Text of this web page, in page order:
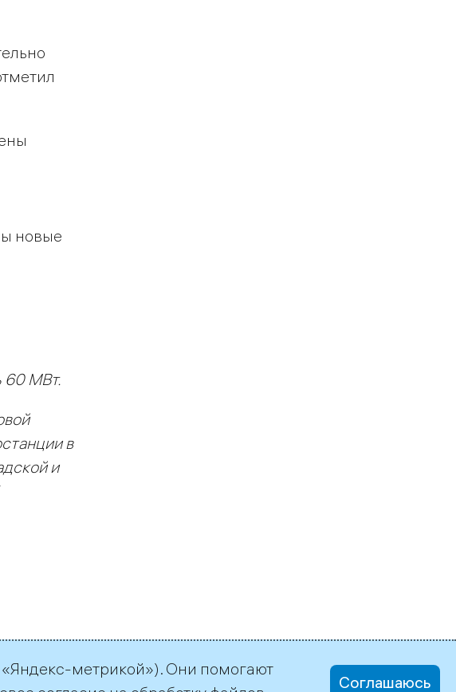
новые
60 МВт.
в
и
метрикой»). Они помогают
Соглашаюсь